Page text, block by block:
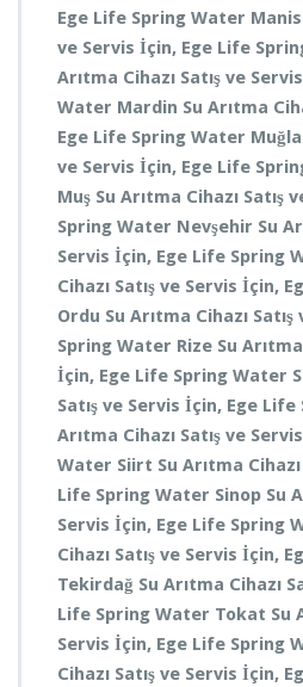
Ege Life Spring Water
ve Servis İçin, Ege Life
Arıtma Cihazı Satış ve Servis
Water Mardin Su Arıtma
Ege Life Spring Water Muğla
ve Servis İçin, Ege Life
Muş Su Arıtma Cihazı Satış
Spring Water Nevşehir Su
Servis İçin, Ege Life Spring
Cihazı Satış ve Servis İçin,
Ordu Su Arıtma Cihazı Satış
Spring Water Rize Su
İçin, Ege Life Spring Water
Satış ve Servis İçin, Ege Life
Arıtma Cihazı Satış ve Servis
Water Siirt Su Arıtma
Life Spring Water Sinop Su
Servis İçin, Ege Life Spring
Cihazı Satış ve Servis İçin,
Tekirdağ Su Arıtma Cihazı
Life Spring Water Tokat Su
Servis İçin, Ege Life Spring
Cihazı Satış ve Servis İçin,